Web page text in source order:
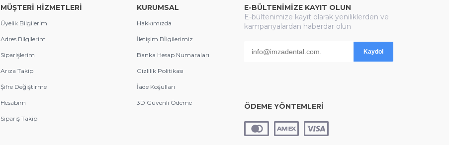
MÜŞTERİ HİZMETLERİ
Üyelik Bilgilerim
Adres Bilgilerim
Siparişlerim
Arıza Takip
Şifre Değiştirme
Hesabım
Sipariş Takip
KURUMSAL
Hakkımızda
İletişim Bİlgilerimiz
Banka Hesap Numaraları
Gizlilik Politikası
İade Koşulları
3D Güvenli Ödeme
E-BÜLTENİMİZE KAYIT OLUN
E-bültenimize kayıt olarak yeniliklerden ve
kampanyalardan haberdar olun
Kaydol
ÖDEME YÖNTEMLERİ